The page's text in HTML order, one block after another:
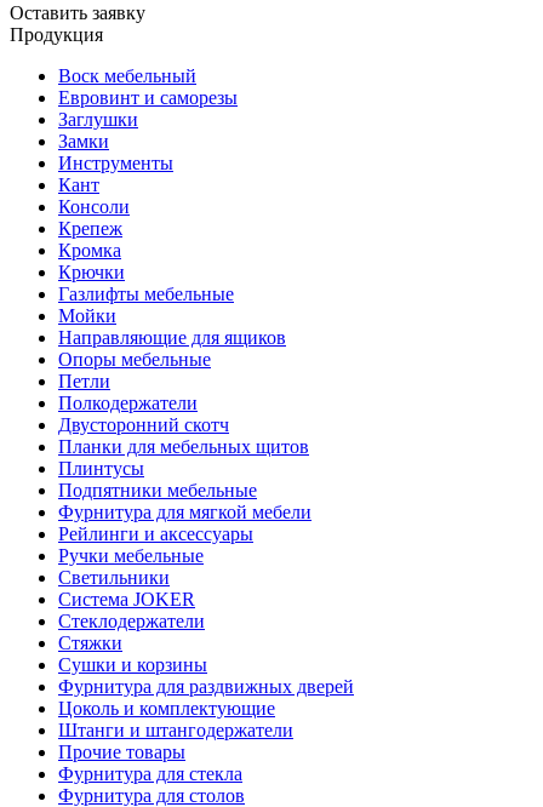
Оставить заявку
Продукция
Воск мебельный
Евровинт и саморезы
Заглушки
Замки
Инструменты
Кант
Консоли
Крепеж
Кромка
Крючки
Газлифты мебельные
Мойки
Направляющие для ящиков
Опоры мебельные
Петли
Полкодержатели
Двусторонний скотч
Планки для мебельных щитов
Плинтусы
Подпятники мебельные
Фурнитура для мягкой мебели
Рейлинги и аксессуары
Ручки мебельные
Светильники
Система JOKER
Стеклодержатели
Стяжки
Сушки и корзины
Фурнитура для раздвижных дверей
Цоколь и комплектующие
Штанги и штангодержатели
Прочие товары
Фурнитура для стекла
Фурнитура для столов